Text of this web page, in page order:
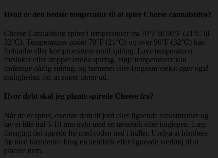
Hvad er den bedste temperatur til at spire Cheese cannabisfrø?
Cheese Cannabisfrø spirer i temperaturer fra 70°F til 90°F (21°C til
32°C). Temperaturer under 70°F (21°C) og over 90°F (32°C) kan
forhindre eller kompromittere sund spiring. Lave temperaturer
forsinker eller stopper endda spiring. Høje temperaturer kan
forårsage dårlig spiring, og hæmmet eller langsom vækst øger også
muligheden for, at spirer tørrer ud.
Hvor dybt skal jeg plante spirede Cheese frø?
Når de er spiret, overfør dem til jord eller lignende vækstmedier og
lav et lille hul 5-10 mm dybt med en tændstik eller kuglepen. Læg
forsigtigt det spirede frø med roden ned i hullet. Undgå at håndtere
frø med hænderne; brug en tændstik eller lignende værktøj til at
placere dem.